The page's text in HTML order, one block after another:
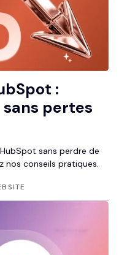
:
pertes
sans perdre de
nos conseils pratiques.